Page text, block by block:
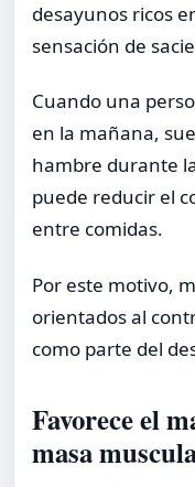
desayunos ricos
sensación de
Cuando una
en la mañana,
hambre durante
puede reducir el
entre comidas.
Por este motivo,
orientados al
como parte del
Favorece el
masa